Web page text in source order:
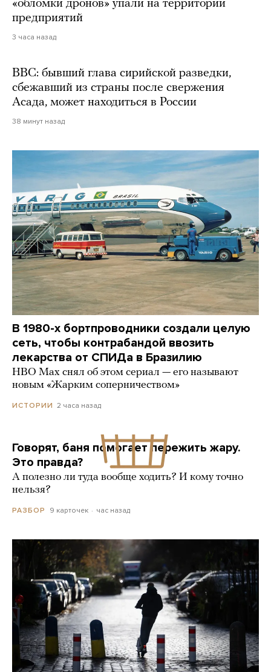
«обломки дронов» упали на территории
предприятий
3 часа назад
BBC: бывший глава сирийской разведки,
сбежавший из страны после свержения
Асада, может находиться в России
38 минут назад
В 1980-х бортпроводники создали целую
сеть, чтобы контрабандой ввозить
лекарства от СПИДа в Бразилию
HBO Max снял об этом сериал — его называют
новым «Жарким соперничеством»
ИСТОРИИ 2 часа назад
Говорят, баня помогает пережить жару.
Это правда?
А полезно ли туда вообще ходить? И кому точно
нельзя?
РАЗБОР 9 карточек час назад